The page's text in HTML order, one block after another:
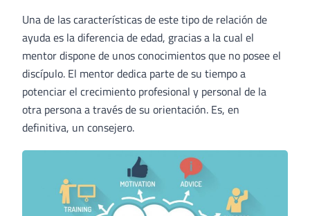
Una de las características de este tipo de relación de
ayuda es la diferencia de edad, gracias a la cual el
mentor dispone de unos conocimientos que no posee el
discípulo. El mentor dedica parte de su tiempo a
potenciar el crecimiento profesional y personal de la
otra persona a través de su orientación. Es, en
definitiva, un consejero.